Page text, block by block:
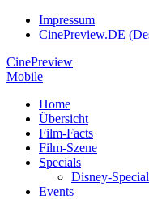
Impressum
CinePreview.DE
CinePreview
Mobile
Home
Übersicht
Film-Facts
Film-Szene
Specials
Disney-
Events